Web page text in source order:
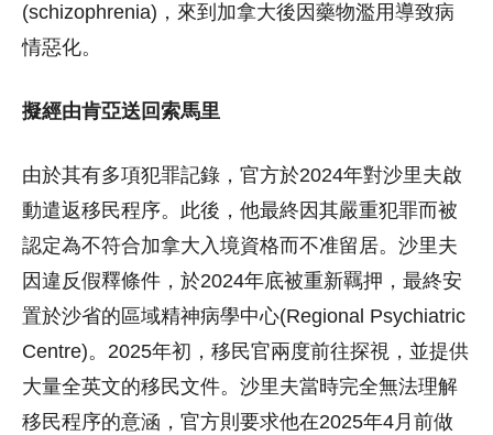
(schizophrenia)，來到加拿大後因藥物濫用導致病
情惡化。
擬經由肯亞送回索馬里
由於其有多項犯罪記錄，官方於2024年對沙里夫啟
動遣返移民程序。此後，他最終因其嚴重犯罪而被
認定為不符合加拿大入境資格而不准留居。沙里夫
因違反假釋條件，於2024年底被重新羈押，最終安
置於沙省的區域精神病學中心(Regional Psychiatric
Centre)。2025年初，移民官兩度前往探視，並提供
大量全英文的移民文件。沙里夫當時完全無法理解
移民程序的意涵，官方則要求他在2025年4月前做